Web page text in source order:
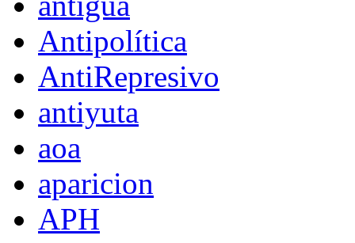
Antipolítica
AntiRepresivo
antiyuta
aoa
aparicion
APH